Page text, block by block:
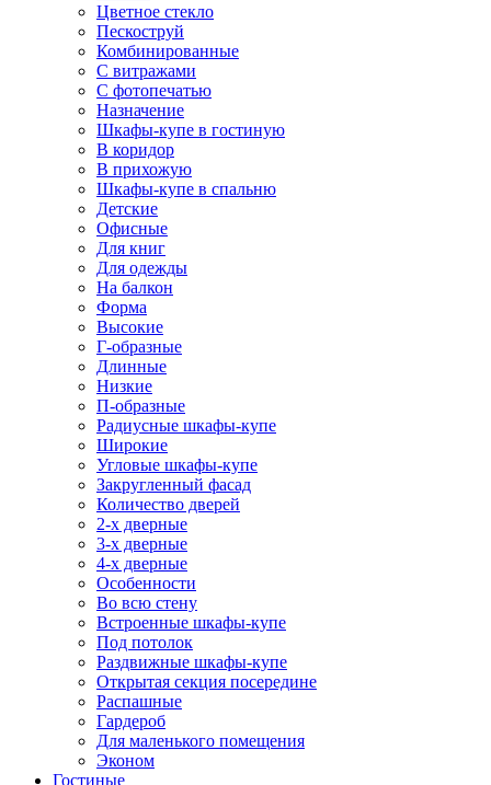
Цветное стекло
Пескоструй
Комбинированные
С витражами
С фотопечатью
Назначение
Шкафы-купе в гостиную
В коридор
В прихожую
Шкафы-купе в спальню
Детские
Офисные
Для книг
Для одежды
На балкон
Форма
Высокие
Г-образные
Длинные
Низкие
П-образные
Радиусные шкафы-купе
Широкие
Угловые шкафы-купе
Закругленный фасад
Количество дверей
2-х дверные
3-х дверные
4-х дверные
Особенности
Во всю стену
Встроенные шкафы-купе
Под потолок
Раздвижные шкафы-купе
Открытая секция посередине
Распашные
Гардероб
Для маленького помещения
Эконом
Гостиные